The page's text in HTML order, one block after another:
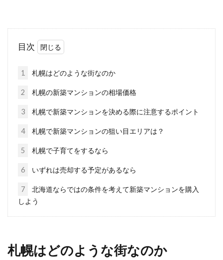
庫証明の取り方をご紹介
ょうか。...
住宅を新築する際に、外壁のデザインで悩まれ
壁だから...
き？デメリットはあるの？
目次
1 札幌はどのような街なのか
2 札幌の新築マンションの相場価格
3 札幌で新築マンションを決める際に注意するポイント
4 札幌で新築マンションの狙い目エリアは？
5 札幌で子育てをするなら
6 いずれは売却する予定があるなら
7
北海道ならではの条件を考えて新築マンションを購入
しよう
札幌はどのような街なのか